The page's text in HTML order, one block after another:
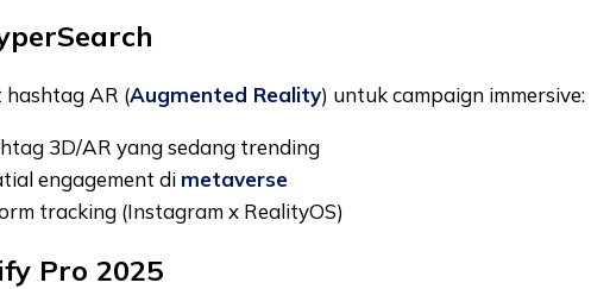
hashtag AR (Augmented Reality) untuk campaign immersive:
3D/AR yang sedang trending
engagement di metaverse
tracking (Instagram x RealityOS)
Pro 2025